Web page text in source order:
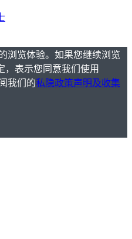
浏览体验。如果您继续浏览
，表示您同意我们使用
我们的私隐政策声明及收集